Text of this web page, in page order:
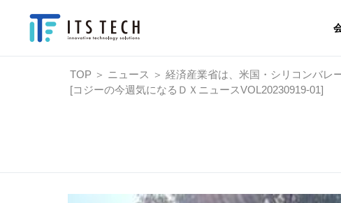
TOP ＞ ニュース ＞ 経済産業省は、米国・シリコンバレ
[コジーの今週気になるＤＸニュースVOL20230919-01]